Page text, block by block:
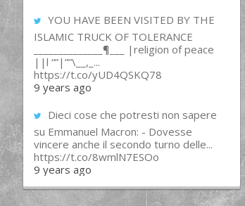
YOU HAVE BEEN VISITED BY THE
ISLAMIC TRUCK OF TOLERANCE
______________¶___ |religion of peace
||l “”|””\__,_...
https://t.co/yUD4QSKQ78
9 years ago
Dieci cose che potresti non sapere
su Emmanuel Macron: - Dovesse
vincere anche il secondo turno delle...
https://t.co/8wmlN7ESOo
9 years ago